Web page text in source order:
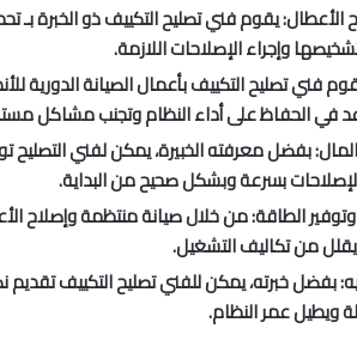
يقوم فني تصليح التكييف ذو الخبرة بـ
وإجراء الإصلاحات اللازمة.
فني تصليح التكييف بأعمال الصيانة
في الحفاظ على أداء النظام وتجنب مشاكل
بفضل معرفته الخبيرة، يمكن لفني
بسرعة وبشكل صحيح من البداية.
وتوفير الطاقة: من خلال صيانة منتظمة وإصلاح
من تكاليف التشغيل.
بفضل خبرته، يمكن للفني تصليح التكييف
عمر النظام.